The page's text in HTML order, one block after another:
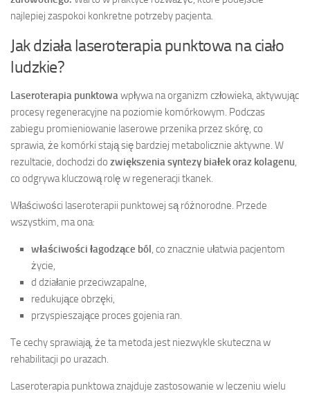
najlepiej zaspokoi konkretne potrzeby pacjenta.
Jak działa laseroterapia punktowa na ciało
ludzkie?
Laseroterapia punktowawpływa na organizm człowieka, aktywując
procesy regeneracyjne na poziomie komórkowym. Podczas
zabiegu promieniowanie laserowe przenika przez skórę, co
sprawia, że komórki stają się bardziej metabolicznie aktywne. W
rezultacie, dochodzi do zwiększenia syntezy białek oraz kolagenu,
co odgrywa kluczową rolę w regeneracji tkanek.
Właściwości laseroterapii punktowej są różnorodne. Przede
wszystkim, ma ona:
właściwości łagodzące ból, co znacznie ułatwia pacjentom
życie,
d działanie przeciwzapalne,
redukujące obrzęki,
przyspieszające proces gojenia ran.
Te cechy sprawiają, że ta metoda jest niezwykle skuteczna w
rehabilitacji po urazach.
Laseroterapia punktowa znajduje zastosowanie w leczeniu wielu